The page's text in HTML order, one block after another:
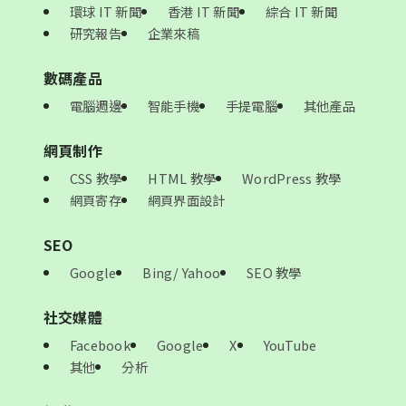
環球 IT 新聞 香港 IT 新聞
綜合 IT 新聞
研究報告
企業來稿
數碼產品
電腦週邊 智能手機 手提電腦 其他產品
網頁制作
CSS 教學 HTML 教學
WordPress 教學
網頁寄存
網頁界面設計
SEO
Google Bing/ Yahoo SEO 教學
社交媒體
Facebook Google X
YouTube
其他
分析